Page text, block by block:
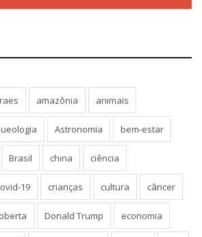
amazônia animais
Astronomia bem-estar
Brasil china ciência
19 crianças cultura câncer
Donald Trump economia